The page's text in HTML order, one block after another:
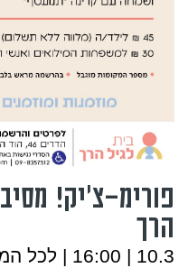
פורימ-צ'יק!
הרך
10.3 | 16:00 | לכל המשפחה | בית לגיל הרך